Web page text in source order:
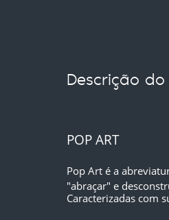
Descrição
POP ART
Pop Art é a
"abraçar" e
Caracterizadas com